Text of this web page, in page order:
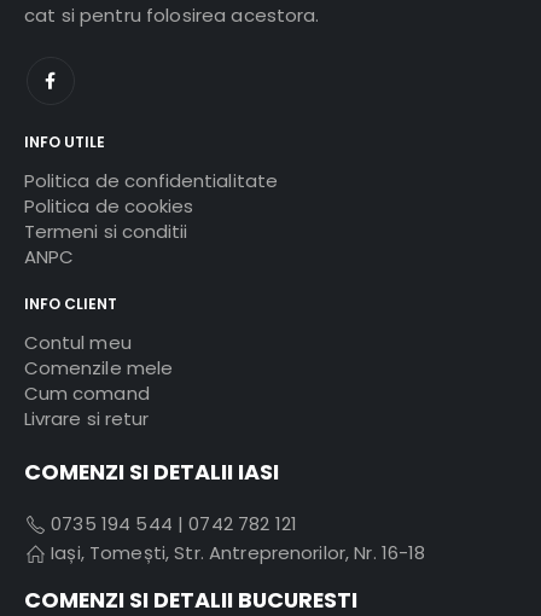
cat si pentru folosirea acestora.
INFO UTILE
Politica de confidentialitate
Politica de cookies
Termeni si conditii
ANPC
INFO CLIENT
Contul meu
Comenzile mele
Cum comand
Livrare si retur
COMENZI SI DETALII IASI
0735 194 544 |0742 782 121
Iași, Tomești, Str. Antreprenorilor, Nr. 16-18
COMENZI SI DETALII BUCURESTI